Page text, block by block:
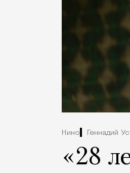
Кино Геннадий
«28